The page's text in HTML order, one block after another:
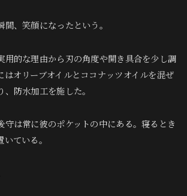
、笑顔になったという。
用的な理由から刃の角度や開き具合を少し調
はオリーブオイルとココナッツオイルを混ぜ
防水加工を施した。
守は常に彼のポケットの中にある。寝るとき
ている。